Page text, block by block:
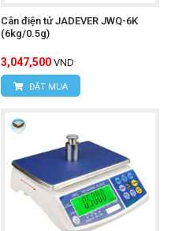
Cân điện tử JADEVER JWQ-6K
(6kg/0.5g)
3,047,500 VND
ĐẶT MUA